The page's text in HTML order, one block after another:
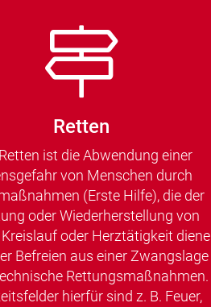
Retten
ist die Abwendung einer
von Menschen durch
(Erste Hilfe), die der
oder Wiederherstellung von
oder Herztätigkeit
Befreien aus einer Zwangslage
Rettungsmaßnahmen.
hierfür sind z. B. Feuer,